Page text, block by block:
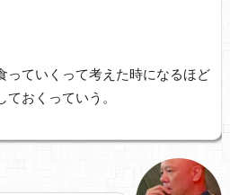
っていくって考えた時になるほど
ておくっていう。